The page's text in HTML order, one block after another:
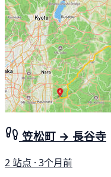
笠松町 → 長谷寺
2 站点 · 3个月前